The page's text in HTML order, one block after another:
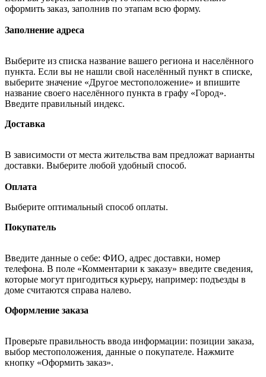
оформить заказ, заполнив по этапам всю форму.
Заполнение адреса
Выберите из списка название вашего региона и населённого
пункта. Если вы не нашли свой населённый пункт в списке,
выберите значение «Другое местоположение» и впишите
название своего населённого пункта в графу «Город».
Введите правильный индекс.
Доставка
В зависимости от места жительства вам предложат варианты
доставки. Выберите любой удобный способ.
Оплата
Выберите оптимальный способ оплаты.
Покупатель
Введите данные о себе: ФИО, адрес доставки, номер
телефона. В поле «Комментарии к заказу» введите сведения,
которые могут пригодиться курьеру, например: подъезды в
доме считаются справа налево.
Оформление заказа
Проверьте правильность ввода информации: позиции заказа,
выбор местоположения, данные о покупателе. Нажмите
кнопку «Оформить заказ».